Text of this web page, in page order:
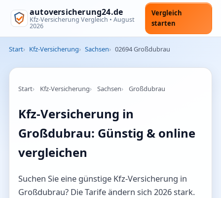
autoversicherung24.de
Kfz-Versicherung Vergleich • August
2026
Vergleich
starten
Start Kfz-Versicherung Sachsen 02694 Großdubrau
Start Kfz-Versicherung Sachsen Großdubrau
Kfz-Versicherung in
Großdubrau: Günstig & online
vergleichen
Suchen Sie eine günstige Kfz-Versicherung in
Großdubrau? Die Tarife ändern sich 2026 stark.